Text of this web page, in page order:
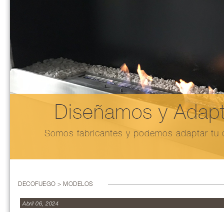
Diseñamos y
Somos fabricantes y podemos adaptar
DECOFUEGO > MODELOS
Abril 06, 2024